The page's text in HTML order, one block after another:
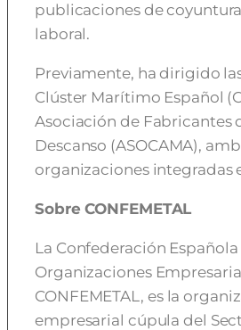
publicaciones de
laboral.
Previamente, ha dirigido
Clúster Marítimo Español
Asociación de Fabricantes
Descanso (ASOCAMA),
organizaciones integradas
Sobre CONFEMETAL
La Confederación
Organizaciones
CONFEMETAL, es la
empresarial cúpula del